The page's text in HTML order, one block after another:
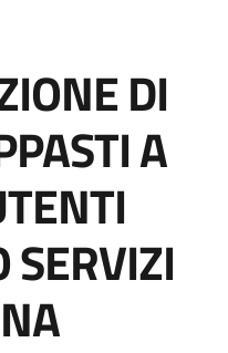
DI
A
SERVIZI